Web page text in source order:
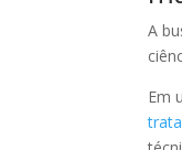
A
Em